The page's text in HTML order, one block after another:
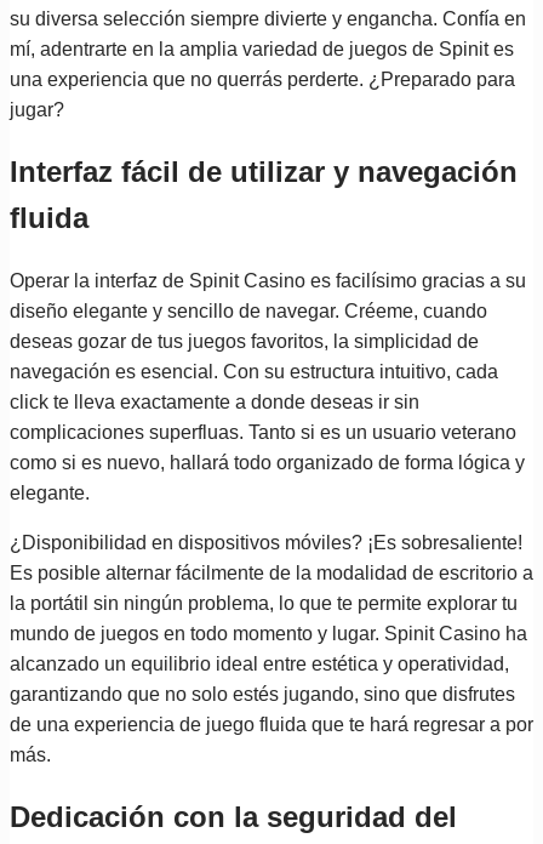
su diversa selección siempre divierte y engancha. Confía en
mí, adentrarte en la amplia variedad de juegos de Spinit es
una experiencia que no querrás perderte. ¿Preparado para
jugar?
Interfaz fácil de utilizar y navegación
fluida
Operar la interfaz de Spinit Casino es facilísimo gracias a su
diseño elegante y sencillo de navegar. Créeme, cuando
deseas gozar de tus juegos favoritos, la simplicidad de
navegación es esencial. Con su estructura intuitivo, cada
click te lleva exactamente a donde deseas ir sin
complicaciones superfluas. Tanto si es un usuario veterano
como si es nuevo, hallará todo organizado de forma lógica y
elegante.
¿Disponibilidad en dispositivos móviles? ¡Es sobresaliente!
Es posible alternar fácilmente de la modalidad de escritorio a
la portátil sin ningún problema, lo que te permite explorar tu
mundo de juegos en todo momento y lugar. Spinit Casino ha
alcanzado un equilibrio ideal entre estética y operatividad,
garantizando que no solo estés jugando, sino que disfrutes
de una experiencia de juego fluida que te hará regresar a por
más.
Dedicación con la seguridad del